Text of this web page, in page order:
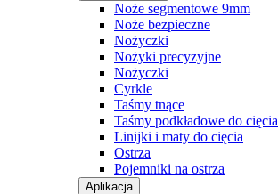
Noże segmentowe 9mm
Noże bezpieczne
Nożyczki
Nożyki precyzyjne
Nożyczki
Cyrkle
Taśmy tnące
Taśmy podkładowe do cięcia
Linijki i maty do cięcia
Ostrza
Pojemniki na ostrza
Aplikacja